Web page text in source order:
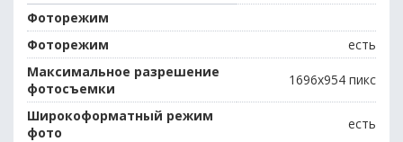
Фоторежим
Фоторежим
есть
Максимальное разрешение
фотосъемки
1696x954 пикс
Широкоформатный режим
фото
есть